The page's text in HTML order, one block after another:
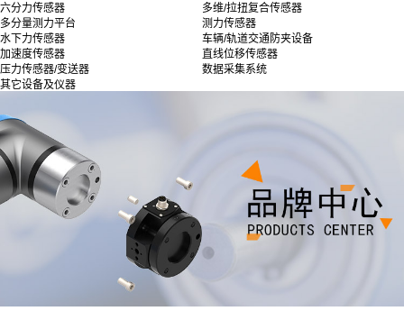
六分力传感器
多维/拉扭复合传感器
多分量测力平台
测力传感器
水下力传感器
车辆/轨道交通防夹设备
加速度传感器
直线位移传感器
压力传感器/变送器
数据采集系统
其它设备及仪器